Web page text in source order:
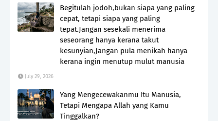
Begitulah jodoh,bukan siapa yang paling
cepat, tetapi siapa yang paling
tepat.Jangan sesekali menerima
seseorang hanya kerana takut
kesunyian,Jangan pula menikah hanya
kerana ingin menutup mulut manusia
July 29, 2026
Yang Mengecewakanmu Itu Manusia,
Tetapi Mengapa Allah yang Kamu
Tinggalkan?